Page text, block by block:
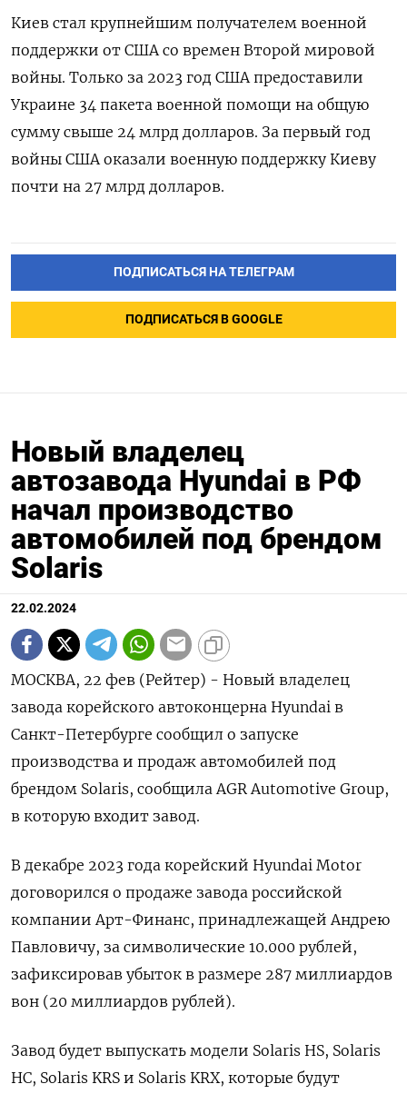
Киев стал крупнейшим получателем военной
поддержки от США со времен Второй мировой
войны. Только за 2023 год США предоставили
Украине 34 пакета военной помощи на общую
сумму свыше 24 млрд долларов. За первый год
войны США оказали военную поддержку Киеву
почти на 27 млрд долларов.
ПОДПИСАТЬСЯ НА ТЕЛЕГРАМ
ПОДПИСАТЬСЯ В GOOGLE
Новый владелец
автозавода Hyundai в РФ
начал производство
автомобилей под брендом
Solaris
22.02.2024
МОСКВА, 22 фев (Рейтер) - Новый владелец
завода корейского автоконцерна Hyundai в
Санкт-Петербурге сообщил о запуске
производства и продаж автомобилей под
брендом Solaris, сообщила AGR Automotive Group,
в которую входит завод.
В декабре 2023 года корейский Hyundai Motor
договорился о продаже завода российской
компании Арт-Финанс, принадлежащей Андрею
Павловичу, за символические 10.000 рублей,
зафиксировав убыток в размере 287 миллиардов
вон (20 миллиардов рублей).
Завод будет выпускать модели Solaris HS, Solaris
HC, Solaris KRS и Solaris KRX, которые будут